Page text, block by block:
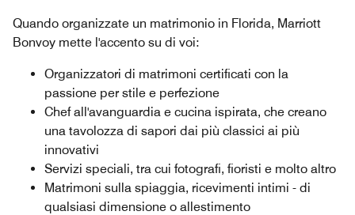
Quando organizzate un matrimonio in Florida, Marriott
Bonvoy mette l'accento su di voi:
Organizzatori di matrimoni certificati con la
passione per stile e perfezione
Chef all'avanguardia e cucina ispirata, che creano
una tavolozza di sapori dai più classici ai più
innovativi
Servizi speciali, tra cui fotografi, fioristi e molto altro
Matrimoni sulla spiaggia, ricevimenti intimi - di
qualsiasi dimensione o allestimento